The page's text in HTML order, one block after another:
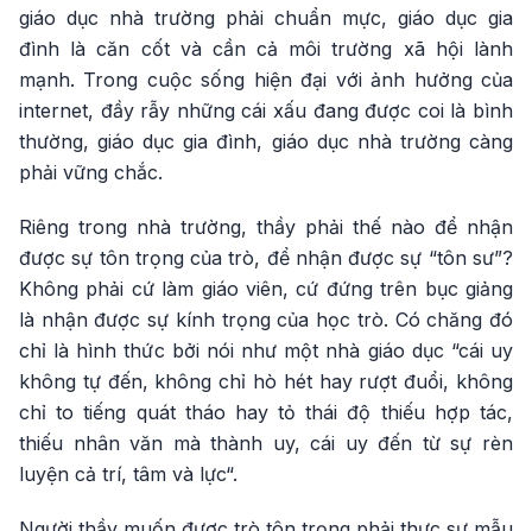
giáo dục nhà trường phải chuẩn mực, giáo dục gia
đình là căn cốt và cần cả môi trường xã hội lành
mạnh. Trong cuộc sống hiện đại với ảnh hưởng của
internet, đầy rẫy những cái xấu đang được coi là bình
thường, giáo dục gia đình, giáo dục nhà trường càng
phải vững chắc.
Riêng trong nhà trường, thầy phải thế nào để nhận
được sự tôn trọng của trò, để nhận được sự “tôn sư”?
Không phải cứ làm giáo viên, cứ đứng trên bục giảng
là nhận được sự kính trọng của học trò. Có chăng đó
chỉ là hình thức bởi nói như một nhà giáo dục “cái uy
không tự đến, không chỉ hò hét hay rượt đuổi, không
chỉ to tiếng quát tháo hay tỏ thái độ thiếu hợp tác,
thiếu nhân văn mà thành uy, cái uy đến từ sự rèn
luyện cả trí, tâm và lực“.